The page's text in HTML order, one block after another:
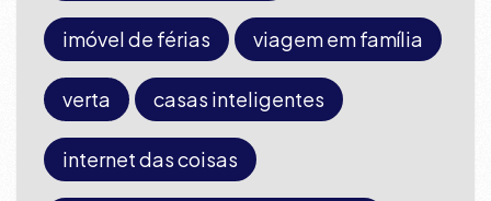
imóvel de férias viagem em família
verta casas inteligentes
internet das coisas